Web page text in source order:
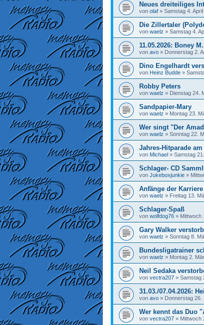
Neues dreiteiliges
von olaf » Samstag 4.
Die Zillertaler
von waelz » Samstag 4.
11.05.2026: Boney M.
von avo » Donnerstag 2.
Dino Engelhardt
von Heinz Budde »
Robby Peters
von waelz » Dienstag 24.
Sandpapier-Mary
von waelz » Montag 23.
Wer singt "Der
von waelz » Sonntag 22.
Jahres-Hitparade
von Michael » Samstag
Schlager- CD
von Jukeboxjunkie »
Anfänge der
von waelz » Freitag 13.
Schlager-Spaß
von wolfdog76 » Mittwoch
Gary Walker
von waelz » Sonntag 8.
Bundesligatrainer
von waelz » Montag 2.
Neil Sedaka
von vectra207 » Samstag
31.03./07.04.2026:
von avo » Donnerstag 26.
Wer kennt das Duo
von vectra207 » Mittwoch